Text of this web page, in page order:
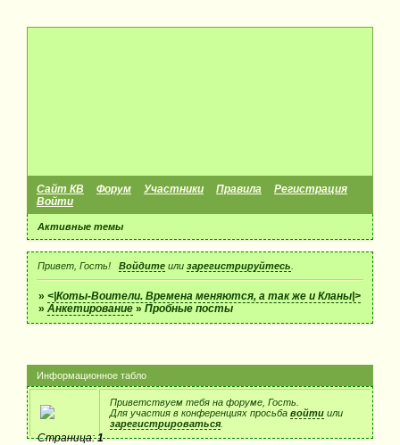
Сайт КВ Форум Участники Правила
Регистрация
Войти
Активные темы
Привет, Гость! Войдитеили зарегистрируйтесь
»<|Коты-Воители. Времена меняются, а так же и Кланы|>
»Анкетирование »Пробные посты
Информационное табло
Приветствуем тебя на форуме, Гость.
Для участия в конференциях просьба войти или
зарегистрироваться.
Страница:1